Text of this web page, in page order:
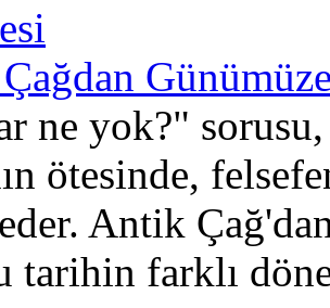
ne yok?"
ötesinde,
Antik
tarihin farklı